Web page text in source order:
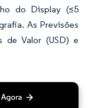
do Display (≤5
As Previsões
de Valor (USD) e